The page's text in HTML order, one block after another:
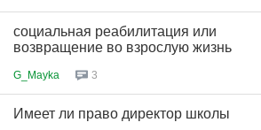
социальная реабилитация или
возвращение во взрослую жизнь
G_Mayka 3
Имеет ли право директор школы